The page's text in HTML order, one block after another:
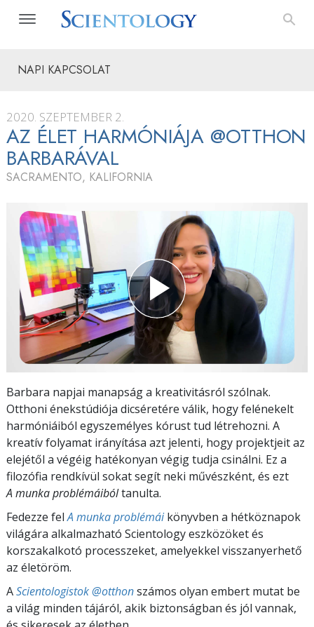
NAPI KAPCSOLAT
2020. SZEPTEMBER 2.
AZ ÉLET HARMÓNIÁJA @OTTHON
BARBARÁVAL
SACRAMENTO, KALIFORNIA
Barbara napjai manapság a kreativitásról szólnak.
Otthoni énekstúdiója dicséretére válik, hogy felénekelt
harmóniáiból egyszemélyes kórust tud létrehozni. A
kreatív folyamat irányítása azt jelenti, hogy projektjeit az
elejétől a végéig hatékonyan végig tudja csinálni. Ez a
filozófia rendkívül sokat segít neki művészként, és ezt
A munka problémáibóltanulta.
Fedezze felA munka problémáikönyvben a hétköznapok
világára alkalmazható Scientology eszközöket és
korszakalkotó processzeket, amelyekkel visszanyerhető
az életöröm.
AScientologistok @otthonszámos olyan embert mutat be
a világ minden tájáról, akik biztonságban és jól vannak,